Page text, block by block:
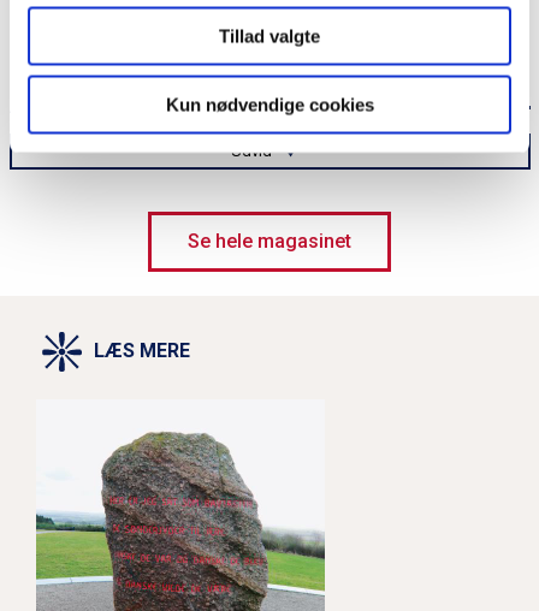
Tillad valgte
Kun nødvendige cookies
ANDRE ARTIKLER I MAGASINET
Udvid
Genforeningssten fredes på Grænseforeningens initiativ
Se hele magasinet
LÆS MERE